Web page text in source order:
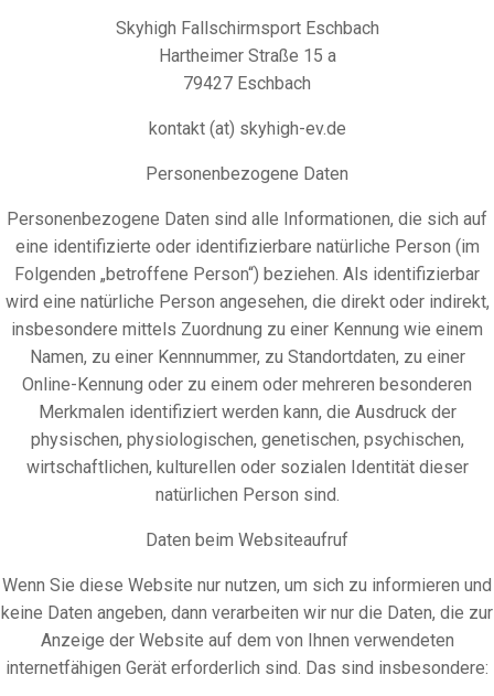
Skyhigh Fallschirmsport Eschbach
Hartheimer Straße 15 a
79427 Eschbach
kontakt (at) skyhigh-ev.de
Personenbezogene Daten
Personenbezogene Daten sind alle Informationen, die sich auf
eine identifizierte oder identifizierbare natürliche Person (im
Folgenden „betroffene Person“) beziehen. Als identifizierbar
wird eine natürliche Person angesehen, die direkt oder indirekt,
insbesondere mittels Zuordnung zu einer Kennung wie einem
Namen, zu einer Kennnummer, zu Standortdaten, zu einer
Online-Kennung oder zu einem oder mehreren besonderen
Merkmalen identifiziert werden kann, die Ausdruck der
physischen, physiologischen, genetischen, psychischen,
wirtschaftlichen, kulturellen oder sozialen Identität dieser
natürlichen Person sind.
Daten beim Websiteaufruf
Wenn Sie diese Website nur nutzen, um sich zu informieren und
keine Daten angeben, dann verarbeiten wir nur die Daten, die zur
Anzeige der Website auf dem von Ihnen verwendeten
internetfähigen Gerät erforderlich sind. Das sind insbesondere: